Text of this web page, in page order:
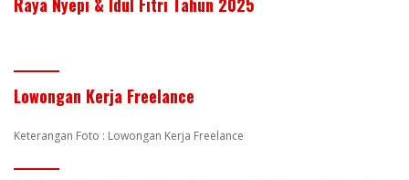
Lowongan Kerja Freelance
Keterangan Foto : Lowongan Kerja Freelance